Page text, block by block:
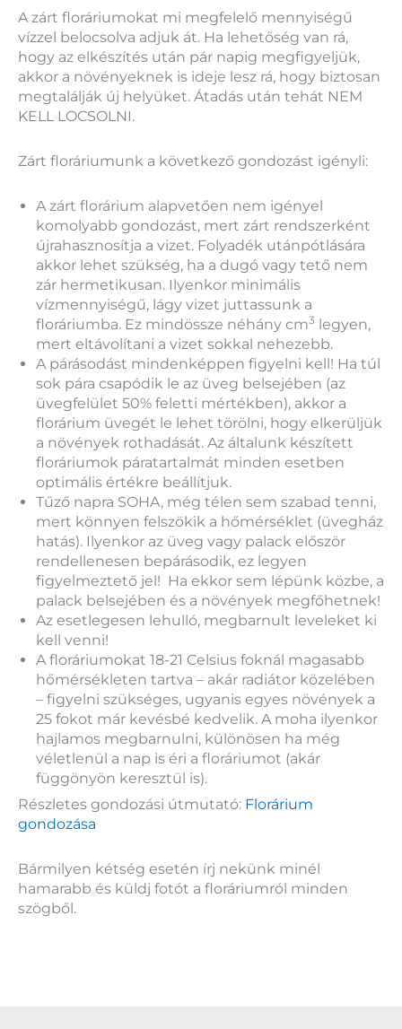
A zárt floráriumokat mi megfelelő mennyiségű
vízzel belocsolva adjuk át. Ha lehetőség van rá,
hogy az elkészítés után pár napig megfigyeljük,
akkor a növényeknek is ideje lesz rá, hogy biztosan
megtalálják új helyüket. Átadás után tehát NEM
KELL LOCSOLNI.
Zárt floráriumunk a következő gondozást igényli:
A zárt florárium alapvetően nem igényel
komolyabb gondozást, mert zárt rendszerként
újrahasznosítja a vizet. Folyadék utánpótlására
akkor lehet szükség, ha a dugó vagy tető nem
zár hermetikusan. Ilyenkor minimális
vízmennyiségű, lágy vizet juttassunk a
floráriumba. Ez mindössze néhány cm3 legyen,
mert eltávolítani a vizet sokkal nehezebb.
A párásodást mindenképpen figyelni kell! Ha túl
sok pára csapódik le az üveg belsejében (az
üvegfelület 50% feletti mértékben), akkor a
florárium üvegét le lehet törölni, hogy elkerüljük
a növények rothadását. Az általunk készített
floráriumok páratartalmát minden esetben
optimális értékre beállítjuk.
Tűző napra SOHA, még télen sem szabad tenni,
mert könnyen felszökik a hőmérséklet (üvegház
hatás). Ilyenkor az üveg vagy palack először
rendellenesen bepárásodik, ez legyen
figyelmeztető jel! Ha ekkor sem lépünk közbe, a
palack belsejében és a növények megfőhetnek!
Az esetlegesen lehulló, megbarnult leveleket ki
kell venni!
A floráriumokat 18-21 Celsius foknál magasabb
hőmérsékleten tartva – akár radiátor közelében
– figyelni szükséges, ugyanis egyes növények a
25 fokot már kevésbé kedvelik. A moha ilyenkor
hajlamos megbarnulni, különösen ha még
véletlenül a nap is éri a floráriumot (akár
függönyön keresztül is).
Részletes gondozási útmutató: Florárium
gondozása
Bármilyen kétség esetén írj nekünk minél
hamarabb és küldj fotót a floráriumról minden
szögből.